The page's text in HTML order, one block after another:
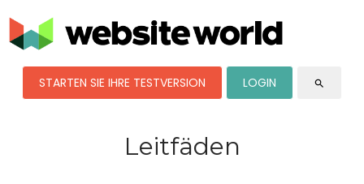
STARTEN SIE IHRE TESTVERSION LOGIN search
Leitfäden